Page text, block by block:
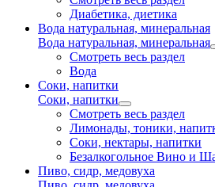
Диабетика, диетика
Вода натуральная, минеральная
Вода натуральная, минеральная
Смотреть весь раздел
Вода
Соки, напитки
Соки, напитки
Смотреть весь раздел
Лимонады, тоники,
Соки, нектары, напитки
Безалкогольное Вино и
Пиво, сидр, медовуха